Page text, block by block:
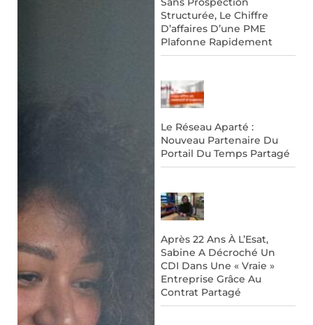
Structurée, Le Chiffre
D’affaires D’une PME
Plafonne Rapidement
Le Réseau Aparté :
Nouveau Partenaire Du
Portail Du Temps Partagé
Après 22 Ans À L’Esat,
Sabine A Décroché Un
CDI Dans Une « Vraie »
Entreprise Grâce Au
Contrat Partagé